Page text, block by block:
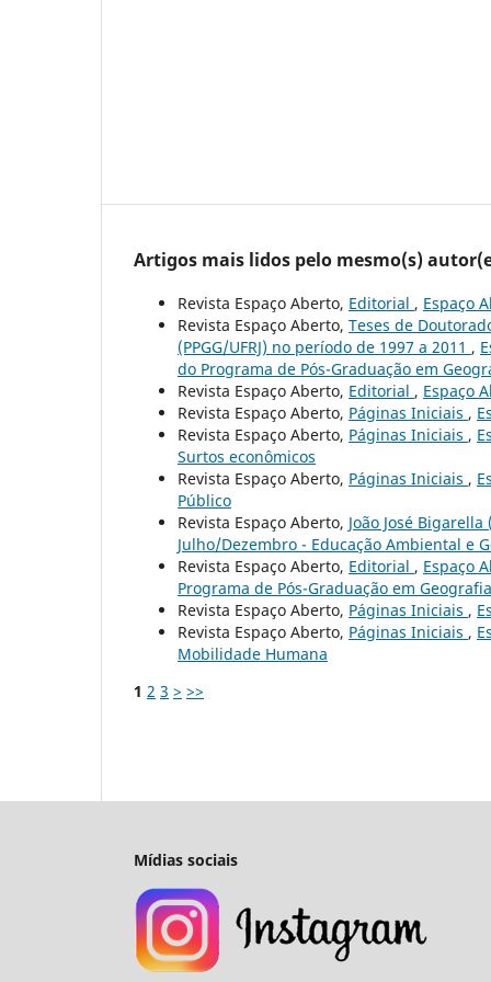
Artigos mais lidos pelo mesmo(s)
Revista Espaço Aberto, Editorial , Espaço
Revista Espaço Aberto, Teses de
(PPGG/UFRJ) no período de 1997 a 2011 ,
do Programa de Pós-Graduação em
Revista Espaço Aberto, Editorial , Espaço
Revista Espaço Aberto, Páginas Iniciais ,
Revista Espaço Aberto, Páginas Iniciais ,
Surtos econômicos
Revista Espaço Aberto, Páginas Iniciais ,
Público
Revista Espaço Aberto, João José
Julho/Dezembro - Educação Ambiental e
Revista Espaço Aberto, Editorial , Espaço
Programa de Pós-Graduação em
Revista Espaço Aberto, Páginas Iniciais ,
Revista Espaço Aberto, Páginas Iniciais ,
Mobilidade Humana
1 2 3 > >>
Mídias sociais